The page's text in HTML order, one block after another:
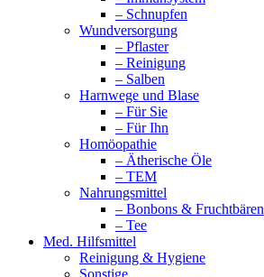
– Schnupfen
Wundversorgung
– Pflaster
– Reinigung
– Salben
Harnwege und Blase
– Für Sie
– Für Ihn
Homöopathie
– Ätherische Öle
– TEM
Nahrungsmittel
– Bonbons & Fruchtbären
– Tee
Med. Hilfsmittel
Reinigung & Hygiene
Sonstige